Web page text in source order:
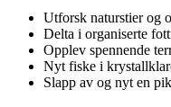
Utforsk naturstier og
Delta i organiserte
Opplev spennende
Nyt fiske i
Slapp av og nyt en